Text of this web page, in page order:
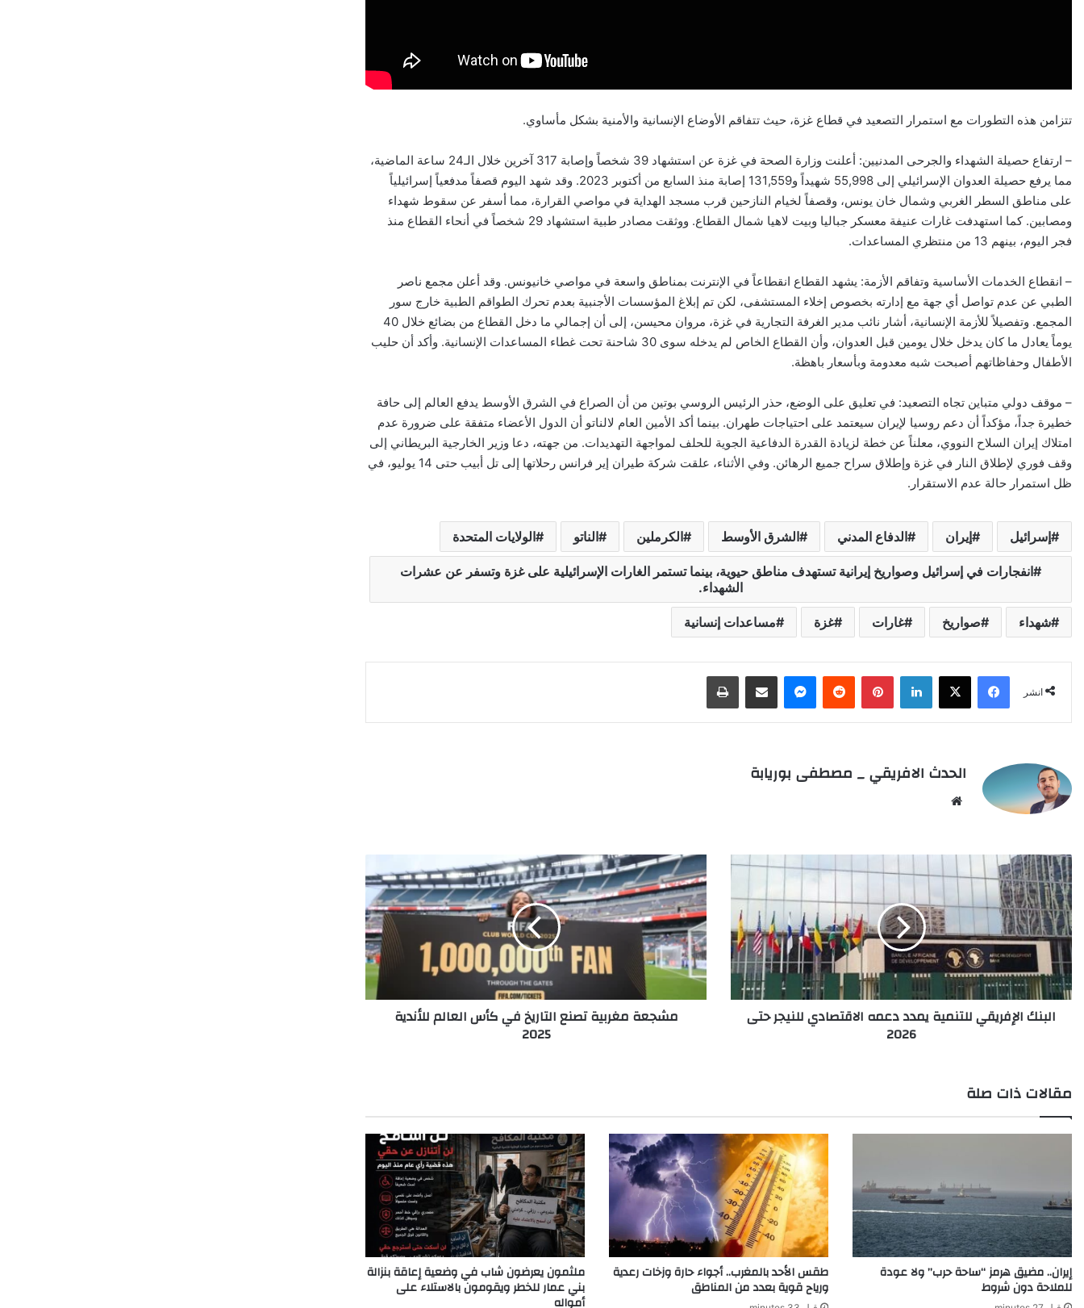
تتزامن هذه التطورات مع استمرار التصعيد في قطاع غزة، حيث تتفاقم الأوضاع الإنسانية والأمنية بشكل مأساوي.
– ارتفاع حصيلة الشهداء والجرحى المدنيين: أعلنت وزارة الصحة في غزة عن استشهاد 39 شخصاً وإصابة 317 آخرين خلال الـ24 ساعة الماضية،
مما يرفع حصيلة العدوان الإسرائيلي إلى 55,998 شهيداً و131,559 إصابة منذ السابع من أكتوبر 2023. وقد شهد اليوم قصفاً مدفعياً إسرائيلياً
على مناطق السطر الغربي وشمال خان يونس، وقصفاً لخيام النازحين قرب مسجد الهداية في مواصي القرارة، مما أسفر عن سقوط شهداء
ومصابين. كما استهدفت غارات عنيفة معسكر جباليا وبيت لاهيا شمال القطاع. ووثقت مصادر طبية استشهاد 29 شخصاً في أنحاء القطاع منذ
فجر اليوم، بينهم 13 من منتظري المساعدات.
– انقطاع الخدمات الأساسية وتفاقم الأزمة: يشهد القطاع انقطاعاً في الإنترنت بمناطق واسعة في مواصي خانيونس. وقد أعلن مجمع ناصر
الطبي عن عدم تواصل أي جهة مع إدارته بخصوص إخلاء المستشفى، لكن تم إبلاغ المؤسسات الأجنبية بعدم تحرك الطواقم الطبية خارج سور
المجمع. وتفصيلاً للأزمة الإنسانية، أشار نائب مدير الغرفة التجارية في غزة، مروان محيسن، إلى أن إجمالي ما دخل القطاع من بضائع خلال 40
يوماً يعادل ما كان يدخل خلال يومين قبل العدوان، وأن القطاع الخاص لم يدخله سوى 30 شاحنة تحت غطاء المساعدات الإنسانية. وأكد أن حليب
الأطفال وحفاظاتهم أصبحت شبه معدومة وبأسعار باهظة.
– موقف دولي متباين تجاه التصعيد: في تعليق على الوضع، حذر الرئيس الروسي بوتين من أن الصراع في الشرق الأوسط يدفع العالم إلى حافة
خطيرة جداً، مؤكداً أن دعم روسيا لإيران سيعتمد على احتياجات طهران. بينما أكد الأمين العام لالناتو أن الدول الأعضاء متفقة على ضرورة عدم
امتلاك إيران السلاح النووي، معلناً عن خطة لزيادة القدرة الدفاعية الجوية للحلف لمواجهة التهديدات. من جهته، دعا وزير الخارجية البريطاني إلى
وقف فوري لإطلاق النار في غزة وإطلاق سراح جميع الرهائن. وفي الأثناء، علقت شركة طيران إير فرانس رحلاتها إلى تل أبيب حتى 14 يوليو، في
ظل استمرار حالة عدم الاستقرار.
إسرائيل إيران الدفاع المدني الشرق الأوسط الكرملين الناتو الولايات المتحدة
انفجارات في إسرائيل وصواريخ إيرانية تستهدف مناطق حيوية، بينما تستمر الغارات الإسرائيلية على غزة وتسفر عن عشرات
الشهداء.
شهداء صواريخ غارات غزة مساعدات إنسانية
انشر
انشر عبر البريد الإلكتروني
الحدث الافريقي _ مصطفى بوريابة
ا
ل
ب
ن
ك
ا
ل
إ
ف
ل
ت
ن
ي
م
د
د
د
ع
م
البنك الإفريقي للتنمية يمدد دعمه الاقتصادي للنيجر حتى
2026
م
ش
ج
ع
ة
م
غ
ر
ب
ا
ل
ا
ي
ف
ي
ك
أ
مشجعة مغربية تصنع التاريخ في كأس العالم للأندية
2025
مقالات ذات صلة
إيران.. مضيق هرمز “ساحة حرب” ولا عودة
للملاحة دون شروط
طقس الأحد بالمغرب.. أجواء حارة وزخات رعدية
ورياح قوية بعدد من المناطق
ملثمون يعرضون شاب في وضعية إعاقة بنزالة
بني عمار للخطر ويقومون بالاستلاء على
أمواله